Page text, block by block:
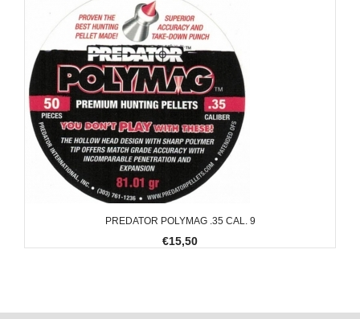
PREDATOR POLYMAG .35 CAL. 9
€15,50